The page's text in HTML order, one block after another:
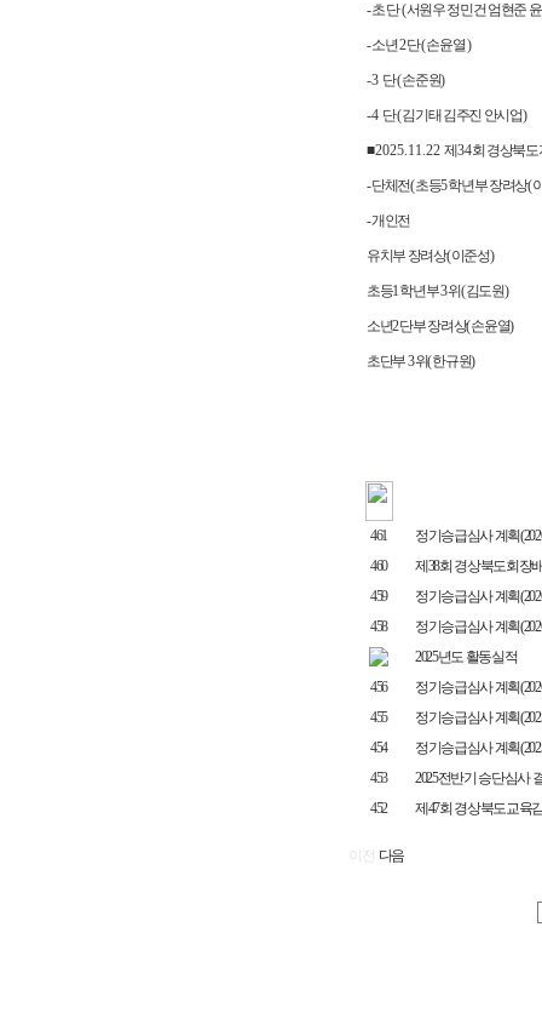
-초 단(서원우 정민건 엄현준
-소년2단(손윤열)
-3 단(손준원)
-4 단(김기태 김주진 안시업)
■2025.11.22 제 34회 경상북
-단체전(초등5학년부 장려상(
-개인전
유치부 장려상(이준성)
초등1학년부3위(김도원)
소년2단부 장려상(손윤열)
초단부3위(한규원)
461
정기승급심사 계획
460
제38회 경상북도회장
459
정기승급심사 계획
458
정기승급심사 계획
2025년도 활동실적
456
정기승급심사 계획
455
정기승급심사 계획
454
정기승급심사 계획
453
2025전반기 승단심사
452
제47회 경상북도교육
이전 다음